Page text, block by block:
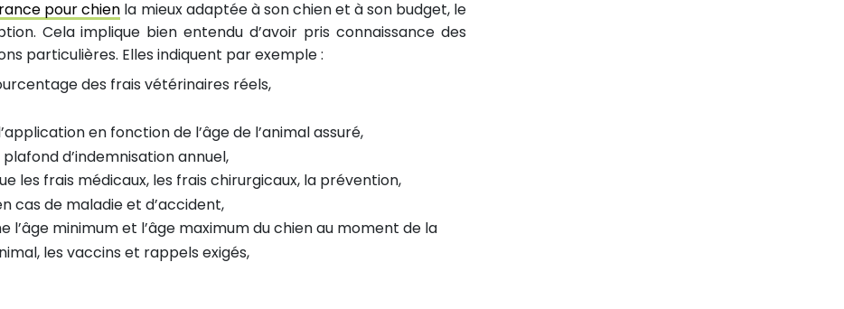
pour chien la mieux adaptée à son chien et à son budget, le
Cela implique bien entendu d’avoir pris connaissance des
particulières. Elles indiquent par exemple :
des frais vétérinaires réels,
en fonction de l’âge de l’animal assuré,
d’indemnisation annuel,
les frais médicaux, les frais chirurgicaux, la prévention,
cas de maladie et d’accident,
l’âge minimum et l’âge maximum du chien au moment de la
les vaccins et rappels exigés,